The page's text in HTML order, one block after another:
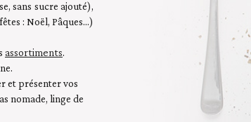
Plats cuisinés
sans sucre ajouté),
: Noël, Pâques...)
assortiments.
et présenter vos
nomade, linge de